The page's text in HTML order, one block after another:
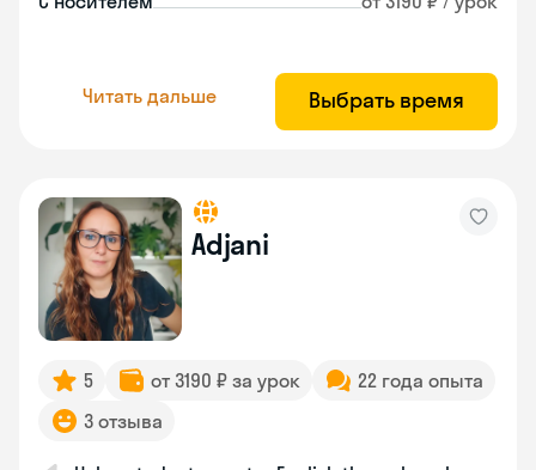
Читать дальше Выбрать время
Adjani
5 от 3190 ₽ за урок
22 года опыта
3 отзыва